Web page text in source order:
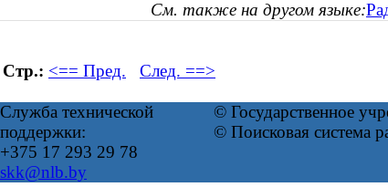
См. также на другом языке:
Стр.: <== Пред. След. ==>
Служба технической
поддержки:
+375 17 293 29 78
skk@nlb.by
© Государственное
© Поисковая система